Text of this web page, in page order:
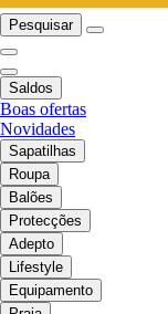
Pesquisar
Saldos
Boas ofertas
Novidades
Sapatilhas
Roupa
Balões
Protecções
Adepto
Lifestyle
Equipamento